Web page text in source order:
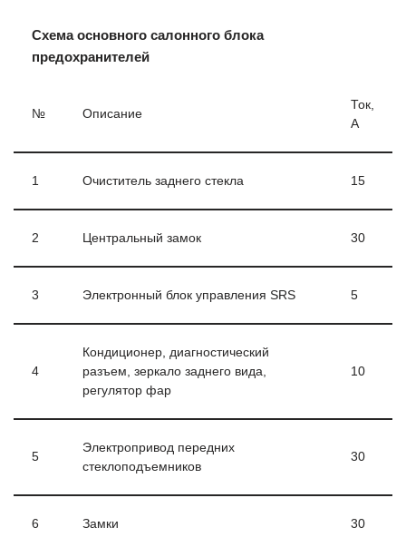
Схема основного салонного блока
предохранителей
№ Описание
Ток,
А
1 Очиститель заднего стекла 15
2 Центральный замок 30
3 Электронный блок управления SRS 5
4
Кондиционер, диагностический
разъем, зеркало заднего вида,
регулятор фар
10
5
Электропривод передних
стеклоподъемников
30
6 Замки 30